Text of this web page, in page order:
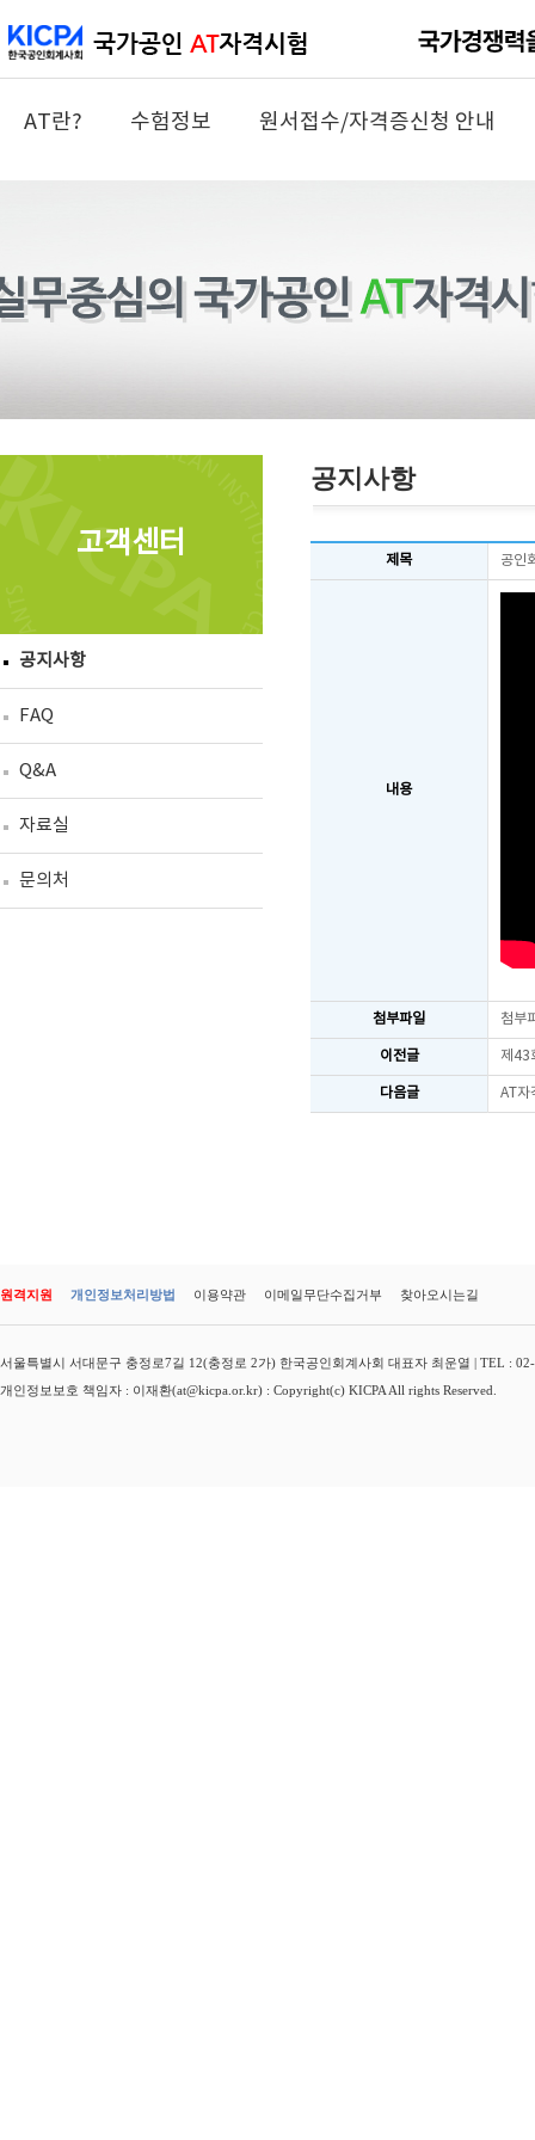
AT란? 수험정보 원서접수/자격증신청 안내
고객센터
공지사항
FAQ
Q&A
자료실
문의처
공지사항
제목 공인
내용
첨부파일 첨부
이전글 제43
다음글 AT자
원격지원 개인정보처리방법 이용약관 이메일무단수집거부 찾아오시는길
서울특별시 서대문구 충정로7길 12(충정로 2가) 한국공인회계사회 대표자 최운열 | TEL :
개인정보보호 책임자 : 이재환(at@kicpa.or.kr) : Copyright(c) KICPA All rights Reserved.